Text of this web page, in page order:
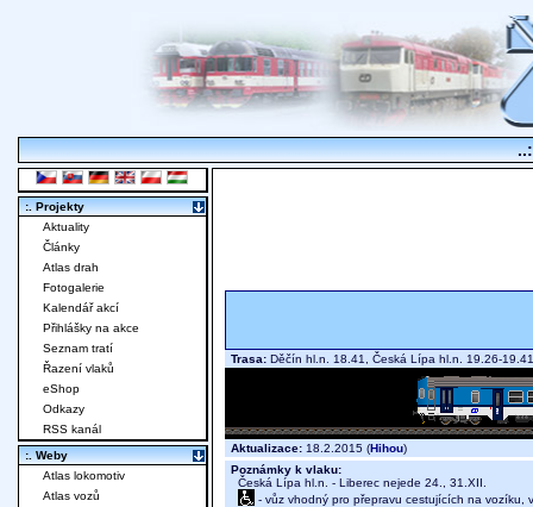
Trasa: Děčín hl.n. 18.41, Česká Lípa hl.n. 19.26-
Aktualizace: 18.2.2015 (Hihou)
Poznámky k vlaku:
Česká Lípa hl.n. - Liberec nejede 24., 31.XII.
- vůz vhodný pro přepravu cestujících na vozíku,
:. Projekty
Aktuality
Články
Atlas drah
Fotogalerie
Kalendář akcí
Přihlášky na akce
Seznam tratí
Řazení vlaků
eShop
Odkazy
RSS kanál
:. Weby
Atlas lokomotiv
Atlas vozů